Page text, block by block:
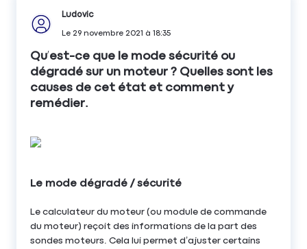
Ludovic
Le 29 novembre 2021 à 18:35
Qu’est-ce que le mode sécurité ou
dégradé sur un moteur ? Quelles sont les
causes de cet état et comment y
remédier.
Le mode dégradé / sécurité
Le calculateur du moteur (ou module de commande
du moteur) reçoit des informations de la part des
sondes moteurs. Cela lui permet d’ajuster certains